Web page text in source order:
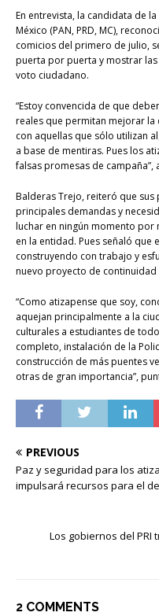
En entrevista, la candidata de
México (PAN, PRD, MC),
comicios del primero de julio,
puerta por puerta y mostrar
voto ciudadano.
“Estoy convencida de que
reales que permitan mejorar
con aquellas que sólo utilizan
a base de mentiras. Pues los
falsas promesas de campaña”,
Balderas Trejo, reiteró que
principales demandas y
luchar en ningún momento
en la entidad. Pues señaló que
construyendo con trabajo y
nuevo proyecto de continuidad
“Como atizapense que soy,
aquejan principalmente a la
culturales a estudiantes de
completo, instalación de la
construcción de más puentes
otras de gran importancia”,
PREVIOUS
Paz y seguridad para los
impulsará recursos para el
Los gobiernos del
2 COMMENTS